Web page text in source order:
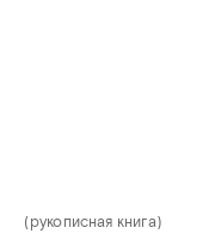
(рукописная книга)